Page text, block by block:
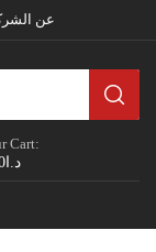
عن
Cart:
د.ا